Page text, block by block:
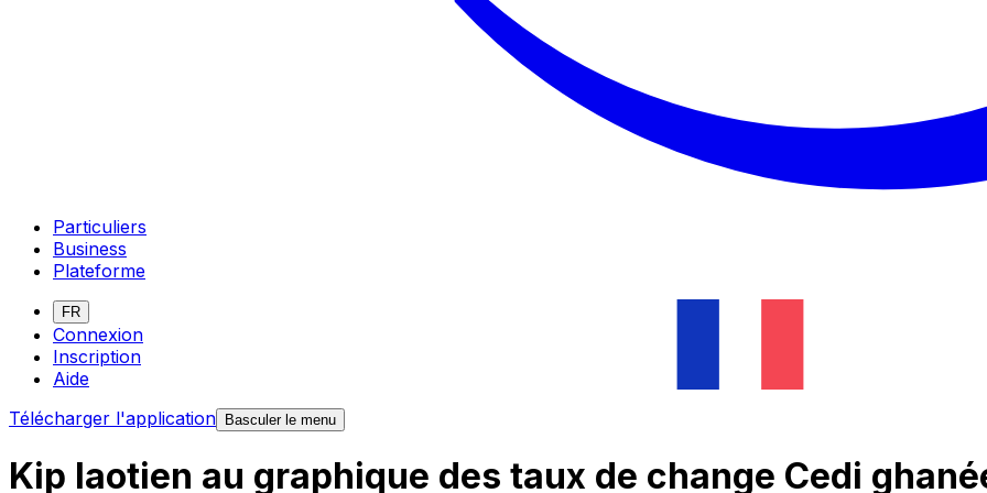
Particuliers
Business
Plateforme
FR
Connexion
Inscription
Aide
Télécharger l'application Basculer le menu
Kip laotien au graphique des taux de change Cedi